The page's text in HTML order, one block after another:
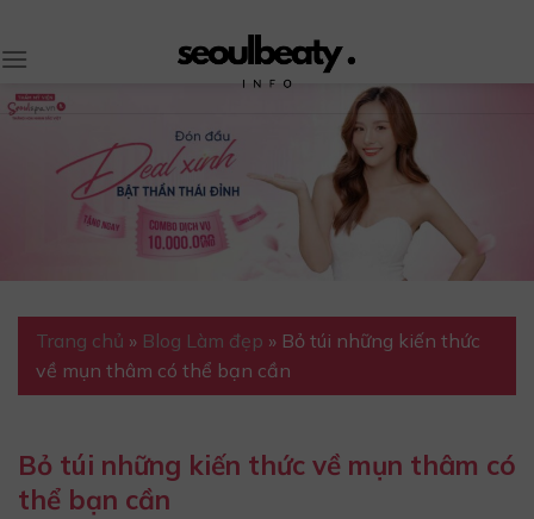
content
Trang chủ » Blog Làm đẹp » Bỏ túi những kiến thức
về mụn thâm có thể bạn cần
Bỏ túi những kiến thức về mụn thâm có
thể bạn cần